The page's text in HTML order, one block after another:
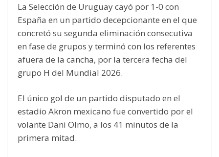
La Selección de Uruguay cayó por 1-0 con
España en un partido decepcionante en el que
concretó su segunda eliminación consecutiva
en fase de grupos y terminó con los referentes
afuera de la cancha, por la tercera fecha del
grupo H del Mundial 2026.
El único gol de un partido disputado en el
estadio Akron mexicano fue convertido por el
volante Dani Olmo, a los 41 minutos de la
primera mitad.